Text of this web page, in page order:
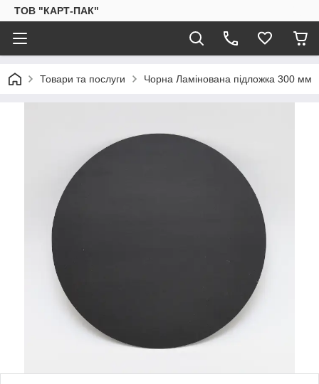
ТОВ "КАРТ-ПАК"
Товари та послуги Чорна Ламінована підложка 300 мм